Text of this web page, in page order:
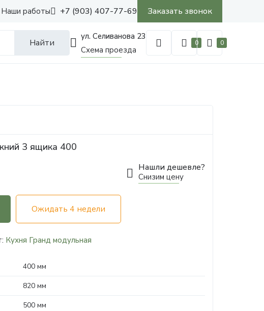
Наши работы +7 (903) 407-77-69 Заказать звонок
Найти
ул. Селиванова 23
Схема проезда
0 0
3 ящика 400
Нашли дешевле?
Снизим цену
Ожидать 4 недели
Кухня Гранд модульная
400 мм
820 мм
500 мм